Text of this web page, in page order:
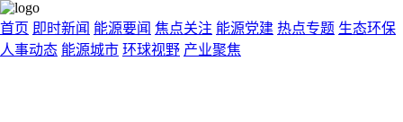
首页 即时新闻 能源要闻 焦点关注 能源党建 热点专题 生态环保
人事动态 能源城市 环球视野 产业聚焦